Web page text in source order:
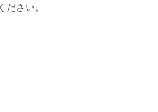
さい。